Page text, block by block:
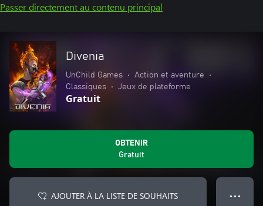
Passer directement au contenu principal
Divenia
UnChild Games • Action et aventure
•
Classiques
• Jeux de plateforme
Gratuit
OBTENIR
Gratuit
AJOUTER À LA LISTE DE SOUHAITS ● ● ●